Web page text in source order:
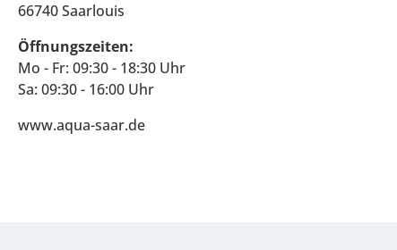
66740 Saarlouis
Öffnungszeiten:
Mo - Fr: 09:30 - 18:30 Uhr
Sa: 09:30 - 16:00 Uhr
www.aqua-saar.de